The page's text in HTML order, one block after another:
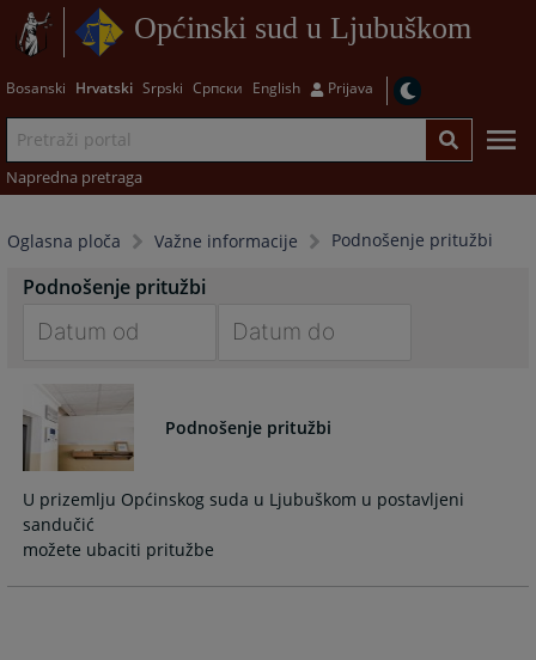
Općinski sud u Ljubuškom
Bosanski Hrvatski Srpski Српски English Prijava
Napredna pretraga
Oglasna ploča Važne informacije Podnošenje pritužbi
Podnošenje pritužbi
to
interact
with
the
calendar
and
select
to
the
select
Podnošenje pritužbi
U prizemlju Općinskog suda u Ljubuškom u postavljeni
sandučić
možete ubaciti pritužbe